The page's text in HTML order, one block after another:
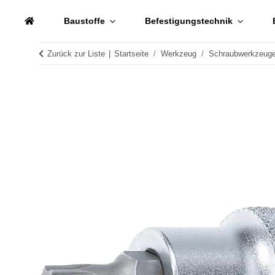
Baustoffe Befestigungstechnik
Zurück zur Liste Startseite Werkzeug